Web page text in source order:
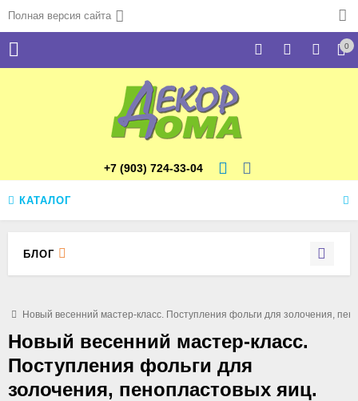
Полная версия сайта
0
+7 (903) 724-33-04
КАТАЛОГ
Новый весенний мастер-класс. Поступления фольги для золочения,
Новый весенний мастер-класс.
Поступления фольги для
золочения, пенопластовых яиц.
БЛОГ